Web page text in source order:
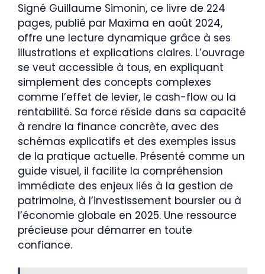
Signé Guillaume Simonin, ce livre de 224
pages, publié par Maxima en août 2024,
offre une lecture dynamique grâce à ses
illustrations et explications claires. L’ouvrage
se veut accessible à tous, en expliquant
simplement des concepts complexes
comme l’effet de levier, le cash-flow ou la
rentabilité. Sa force réside dans sa capacité
à rendre la finance concrète, avec des
schémas explicatifs et des exemples issus
de la pratique actuelle. Présenté comme un
guide visuel, il facilite la compréhension
immédiate des enjeux liés à la gestion de
patrimoine, à l’investissement boursier ou à
l’économie globale en 2025. Une ressource
précieuse pour démarrer en toute
confiance.